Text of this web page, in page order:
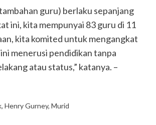
guru) berlaku sepanjang
ini, kita mempunyai 83 guru di 11
kita komited untuk mengangkat
menerusi pendidikan tanpa
atau status,” katanya. –
, Henry Gurney, Murid